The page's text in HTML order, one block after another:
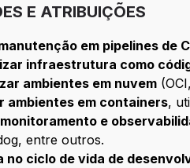
E ATRIBUIÇÕES
em pipelines de
infraestrutura como
ambientes em nuvem
ambientes em containers,
e
entre outros.
no ciclo de vida de